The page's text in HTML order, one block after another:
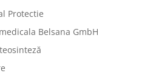
Protectie
Belsana GmbH